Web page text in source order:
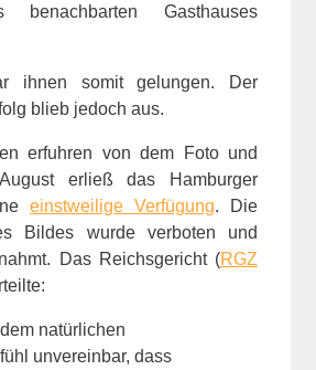
benachbarten Gasthauses
ihnen somit gelungen. Der
blieb jedoch aus.
erfuhren von dem Foto und
erließ das Hamburger
einstweilige Verfügung. Die
Bildes wurde verboten und
Das Reichsgericht (RGZ
natürlichen
unvereinbar, dass